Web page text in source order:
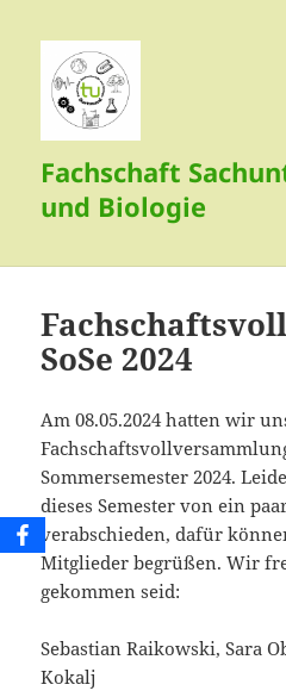
Fachschaft
und Biologie
SoSe 2024
Am 08.05.2024 hatten wir
Sommersemester 2024.
dieses Semester von ein
verabschieden, dafür
Mitglieder begrüßen. Wir
gekommen seid:
Sebastian Raikowski, Sara
Kokalj